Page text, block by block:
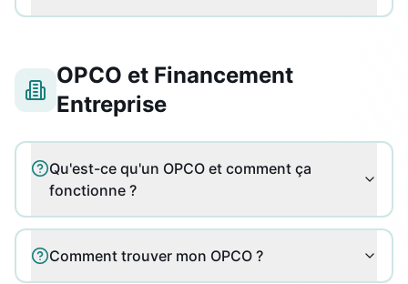
OPCO et Financement
Entreprise
Qu'est-ce qu'un OPCO et comment ça
fonctionne ?
Comment trouver mon OPCO ?